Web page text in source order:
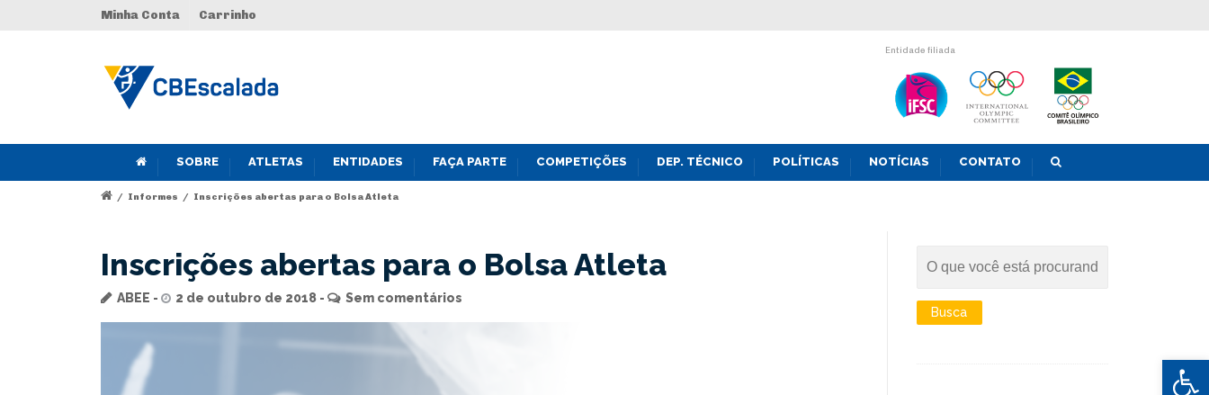
Abrir
Minha Conta Carrinho
Entidade filiada
SOBRE ATLETAS ENTIDADES FAÇA PARTE COMPETIÇÕES DEP. TÉCNICO POLÍTICAS NOTÍCIAS CONTATO
/ Informes / Inscrições abertas para o Bolsa Atleta
Inscrições abertas para o Bolsa Atleta
ABEE 2 de outubro de 2018 Sem comentários